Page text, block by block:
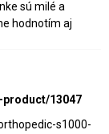
sú milé a
hodnotím aj
13047
s1000-